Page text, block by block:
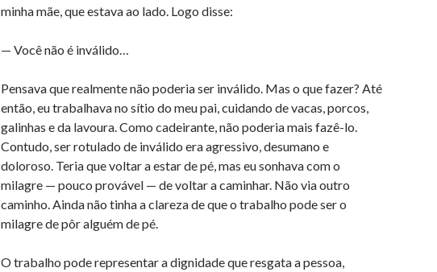
minha mãe, que estava ao lado. Logo disse:
— Você não é inválido…
Pensava que realmente não poderia ser inválido. Mas o que fazer? Até
então, eu trabalhava no sítio do meu pai, cuidando de vacas, porcos,
galinhas e da lavoura. Como cadeirante, não poderia mais fazê-lo.
Contudo, ser rotulado de inválido era agressivo, desumano e
doloroso. Teria que voltar a estar de pé, mas eu sonhava com o
milagre — pouco provável — de voltar a caminhar. Não via outro
caminho. Ainda não tinha a clareza de que o trabalho pode ser o
milagre de pôr alguém de pé.
O trabalho pode representar a dignidade que resgata a pessoa,